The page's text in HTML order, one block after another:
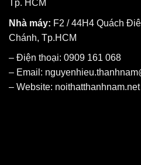
Tp. HCM
Nhà máy: F2 / 44H4 Quách
Chánh, Tp.HCM
– Điện thoại: 0909 161 068
– Email:
– Website: noithatthanhnam.net